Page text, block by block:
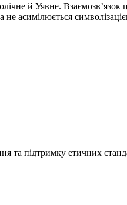
й Уявне. Взаємозв’язок
асимілюється
та підтримку етичних